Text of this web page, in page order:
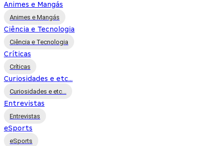
Animes e Mangás
Animes e Mangás
Ciência e Tecnologia
Ciência e Tecnologia
Críticas
Críticas
Curiosidades e etc...
Curiosidades e etc...
Entrevistas
Entrevistas
eSports
eSports